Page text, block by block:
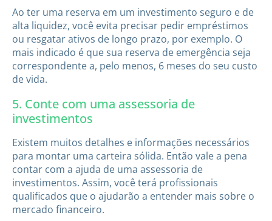
Ao ter uma reserva em um investimento seguro e de
alta liquidez, você evita precisar pedir empréstimos
ou resgatar ativos de longo prazo, por exemplo. O
mais indicado é que sua reserva de emergência seja
correspondente a, pelo menos, 6 meses do seu custo
de vida.
5. Conte com uma assessoria de
investimentos
Existem muitos detalhes e informações necessários
para montar uma carteira sólida. Então vale a pena
contar com a ajuda de uma assessoria de
investimentos. Assim, você terá profissionais
qualificados que o ajudarão a entender mais sobre o
mercado financeiro.